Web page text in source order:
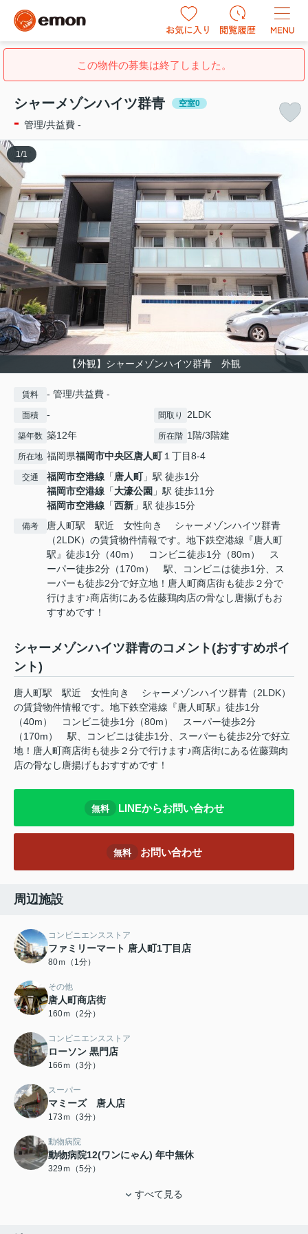
この物件の募集は終了しました。
シャーメゾンハイツ群青 空室0
- 管理/共益費 -
【外観】シャーメゾンハイツ群青 外観
1 /1
賃料 - 管理/共益費 -
面積 - 間取り 2LDK
築年数 築12年 所在階 1階/3階建
所在地 福岡県福岡市中央区唐人町１丁目8-4
交通 福岡市空港線 「唐人町」駅 徒歩1分
福岡市空港線 「大濠公園 」駅 徒歩11分
福岡市空港線 「西新 」駅 徒歩15分
備考
唐人町駅 駅近 女性向き シャーメゾンハイツ群青
（2LDK）の賃貸物件情報です。地下鉄空港線『唐人町
駅』徒歩1分（40m） コンビニ徒歩1分（80m） ス
ーパー徒歩2分（170m） 駅、コンビニは徒歩1分、ス
ーパーも徒歩2分で好立地！唐人町商店街も徒歩２分で
行けます♪商店街にある佐藤鶏肉店の骨なし唐揚げもお
すすめです！
シャーメゾンハイツ群青のコメント(おすすめポイ
ント)
唐人町駅 駅近 女性向き シャーメゾンハイツ群青（2LDK）
の賃貸物件情報です。地下鉄空港線『唐人町駅』徒歩1分
（40m） コンビニ徒歩1分（80m） スーパー徒歩2分
（170m） 駅、コンビニは徒歩1分、スーパーも徒歩2分で好立
地！唐人町商店街も徒歩２分で行けます♪商店街にある佐藤鶏肉
店の骨なし唐揚げもおすすめです！
無料 LINEからお問い合わせ
無料 お問い合わせ
周辺施設
コンビニエンスストア
ファミリーマート 唐人町1丁目店
80ｍ（1分）
その他
唐人町商店街
160ｍ（2分）
コンビニエンスストア
ローソン 黒門店
166ｍ（3分）
スーパー
マミーズ 唐人店
173ｍ（3分）
動物病院
動物病院12(ワンにゃん) 年中無休
329ｍ（5分）
すべて見る